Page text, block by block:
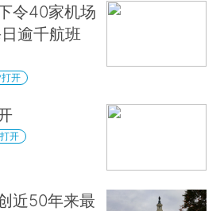
令40家机场
逾千航班
开
开
近50年来最